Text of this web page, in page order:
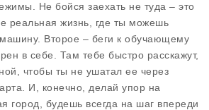
Не бойся заехать не туда – это
реальная жизнь, где ты можешь
Второе – беги к обучающему
в себе. Там тебе быстро расскажут,
чтобы ты не ушатал ее через
И, конечно, делай упор на
город, будешь всегда на шаг впереди